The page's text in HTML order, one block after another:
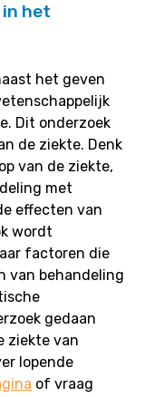
het
het geven
Dit onderzoek
de ziekte. Denk
van de ziekte,
met
effecten van
wordt
factoren die
van behandeling
gedaan
ziekte van
lopende
of vraag